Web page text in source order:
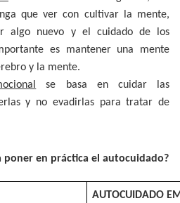
que ver con cultivar la mente,
algo nuevo y el cuidado de los
es mantener una mente
y la mente.
se basa en cuidar las
y no evadirlas para tratar de
poner en práctica el autocuidado?
AUTOCUIDADO